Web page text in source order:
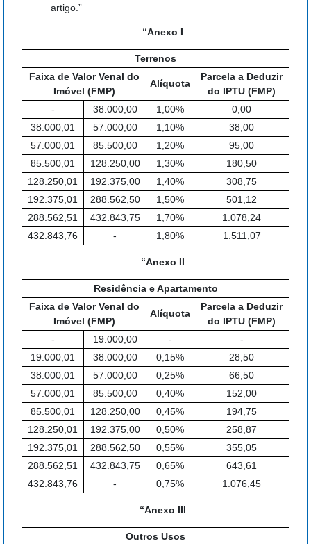
artigo.”
“Anexo I
Terrenos
Faixa de Valor Venal do
Imóvel (FMP)
Alíquota
Parcela a Deduzir
do IPTU (FMP)
-
38.000,00 1,00%
0,00
38.000,01
57.000,00 1,10%
38,00
57.000,01
85.500,00 1,20%
95,00
85.500,01
128.250,00 1,30%
180,50
128.250,01
192.375,00 1,40%
308,75
192.375,01
288.562,50 1,50%
501,12
288.562,51
432.843,75 1,70%
1.078,24
432.843,76
- 1,80% 1.511,07
“Anexo II
Residência e Apartamento
Faixa de Valor Venal do
Imóvel (FMP)
Alíquota
Parcela a Deduzir
do IPTU (FMP)
-
19.000,00 -
-
19.000,01
38.000,00 0,15%
28,50
38.000,01
57.000,00 0,25%
66,50
57.000,01
85.500,00 0,40%
152,00
85.500,01
128.250,00 0,45%
194,75
128.250,01
192.375,00 0,50%
258,87
192.375,01
288.562,50 0,55%
355,05
288.562,51
432.843,75 0,65%
643,61
432.843,76
- 0,75% 1.076,45
“Anexo III
Outros Usos